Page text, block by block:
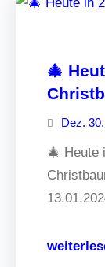
🎄
Dez.
🎄 Heute